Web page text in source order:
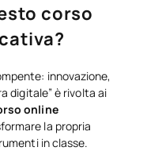
corso
innovazione,
digitale” è rivolta ai
online
la propria
in classe.